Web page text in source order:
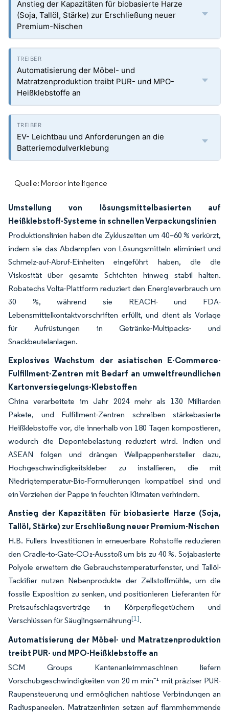
Anstieg der Kapazitäten für biobasierte Harze
(Soja, Tallöl, Stärke) zur Erschließung neuer
Premium-Nischen
Automatisierung der Möbel- und
Matratzenproduktion treibt PUR- und MPO-
Heißklebstoffe an
EV- Leichtbau und Anforderungen an die
Batteriemodulverklebung
Quelle: Mordor Intelligence
Umstellung von lösungsmittelbasierten auf
Heißklebstoff-Systeme in schnellen Verpackungslinien
Produktionslinien haben die Zykluszeiten um 40–60 % verkürzt,
indem sie das Abdampfen von Lösungsmitteln eliminiert und
Schmelz-auf-Abruf-Einheiten eingeführt haben, die die
Viskosität über gesamte Schichten hinweg stabil halten.
Robatechs Volta-Plattform reduziert den Energieverbrauch um
30 %, während sie REACH- und FDA-
Lebensmittelkontaktvorschriften erfüllt, und dient als Vorlage
für Aufrüstungen in Getränke-Multipacks- und
Snackbeutelanlagen.
Explosives Wachstum der asiatischen E-Commerce-
Fulfillment-Zentren mit Bedarf an umweltfreundlichen
Kartonversiegelungs-Klebstoffen
China verarbeitete im Jahr 2024 mehr als 130 Milliarden
Pakete, und Fulfillment-Zentren schreiben stärkebasierte
Heißklebstoffe vor, die innerhalb von 180 Tagen kompostieren,
wodurch die Deponiebelastung reduziert wird. Indien und
ASEAN folgen und drängen Wellpappenhersteller dazu,
Hochgeschwindigkeitskleber zu installieren, die mit
Niedrigtemperatur-Bio-Formulierungen kompatibel sind und
ein Verziehen der Pappe in feuchten Klimaten verhindern.
Anstieg der Kapazitäten für biobasierte Harze (Soja,
Tallöl, Stärke) zur Erschließung neuer Premium-Nischen
H.B. Fullers Investitionen in erneuerbare Rohstoffe reduzieren
den Cradle-to-Gate-CO₂-Ausstoß um bis zu 40 %. Sojabasierte
Polyole erweitern die Gebrauchstemperaturfenster, und Tallöl-
Tackifier nutzen Nebenprodukte der Zellstoffmühle, um die
fossile Exposition zu senken, und positionieren Lieferanten für
Preisaufschlagsverträge in Körperpflegetüchern und
Verschlüssen für Säuglingsernährung[1].
Automatisierung der Möbel- und Matratzenproduktion
treibt PUR- und MPO-Heißklebstoffe an
SCM Groups Kantenanleimmaschinen liefern
Vorschubgeschwindigkeiten von 20 m min⁻¹ mit präziser PUR-
Raupensteuerung und ermöglichen nahtlose Verbindungen an
Radiuspaneelen. Matratzenlinien setzen auf flammhemmende